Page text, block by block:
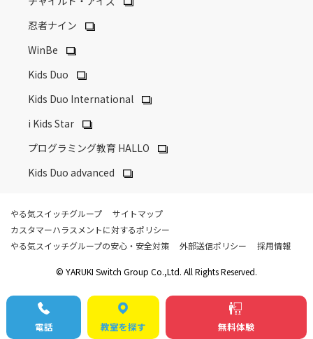
電話 教室を探す 無料体験
忍者ナイン
WinBe
Kids Duo
Kids Duo International
i Kids Star
プログラミング教育 HALLO
Kids Duo advanced
やる気スイッチグループ
サイトマップ
カスタマーハラスメントに対するポリシー
やる気スイッチグループの安心・安全対策
外部送信ポリシー 採用情報
© YARUKI Switch Group Co.,Ltd. All Rights Reserved.